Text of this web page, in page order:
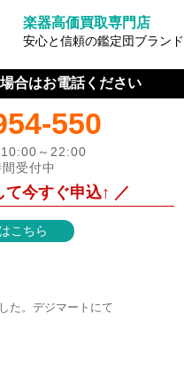
楽器高価買取専門店
安心と信頼の鑑定団ブランド
合はお電話ください
550
～22:00
受付中
今すぐ申込↑ ／
こちら
た。デジマートにて